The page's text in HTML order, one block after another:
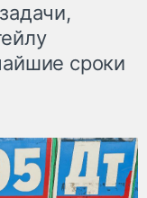
сроки